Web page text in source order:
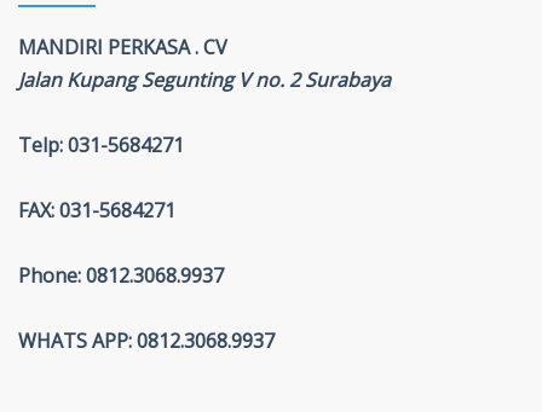
MANDIRI PERKASA . CV
Jalan Kupang Segunting V no. 2 Surabaya
Telp: 031-5684271
FAX: 031-5684271
Phone: 0812.3068.9937
WHATS APP: 0812.3068.9937